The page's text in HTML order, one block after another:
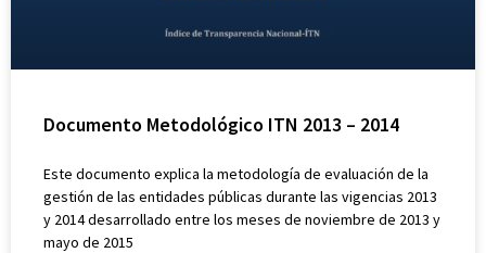
Documento Metodológico ITN 2013 – 2014
Este documento explica la metodología de evaluación de la
gestión de las entidades públicas durante las vigencias 2013
y 2014 desarrollado entre los meses de noviembre de 2013 y
mayo de 2015